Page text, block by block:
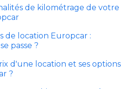
de kilométrage de votre
de location Europcar :
passe ?
d'une location et ses options
?